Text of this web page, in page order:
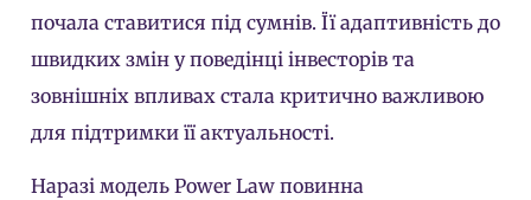
почала ставитися під сумнів. Її адаптивність до
швидких змін у поведінці інвесторів та
зовнішніх впливах стала критично важливою
для підтримки її актуальності.
Наразі модель Power Law повинна